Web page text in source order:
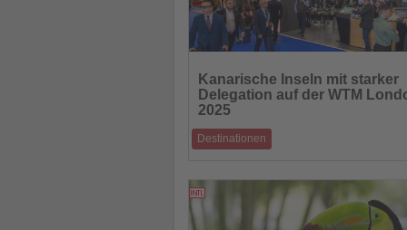
Sie
die
Nachrichten
Kanarische Inseln mit starker
Delegation auf der WTM
2025
Destinationen
London für nachhaltigen und hochwertigen
01.11.2025